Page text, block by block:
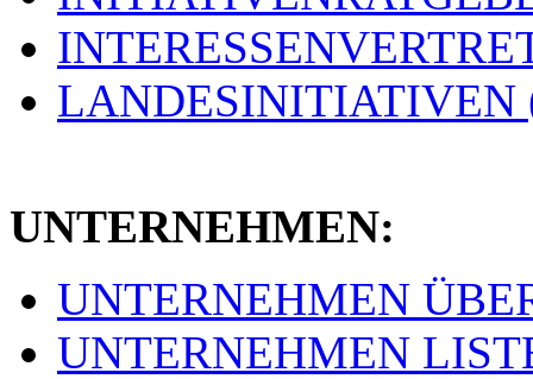
LANDESINITIATIVEN
UNTERNEHMEN:
UNTERNEHMEN
UNTERNEHMEN